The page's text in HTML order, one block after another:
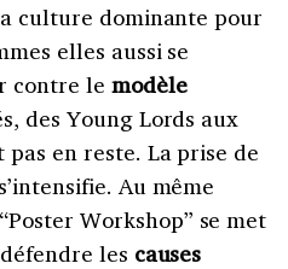
culture dominante pour
elles aussi se
contre le modèle
des Young Lords aux
en reste. La prise de
s’intensifie. Au même
Workshop” se met
les causes